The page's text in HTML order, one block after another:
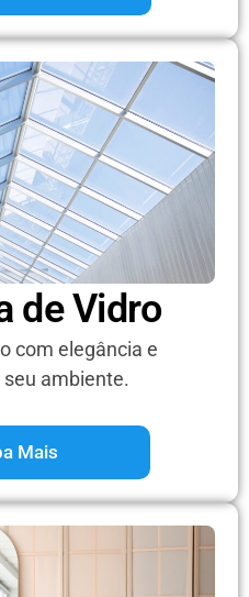
de Vidro
com elegância e
ambiente.
Mais